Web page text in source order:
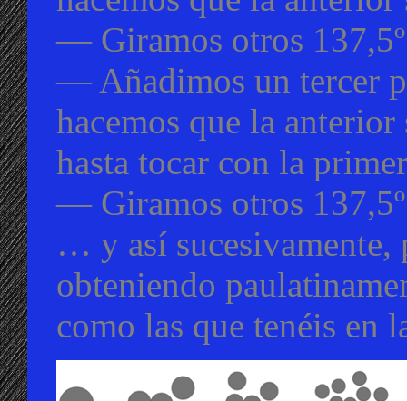
— Giramos otros 137,5º
— Añadimos un tercer
hacemos que la
hasta tocar con la
— Giramos otros
… y así sucesivamente,
obteniendo
como las que tenéis en